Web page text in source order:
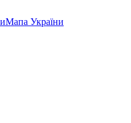
Мапа України